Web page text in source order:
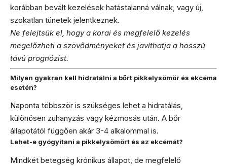
korábban bevált kezelések hatástalanná válnak, vagy új,
szokatlan tünetek jelentkeznek.
Ne felejtsük el, hogy a korai és megfelelő kezelés
megelőzheti a szövődményeket és javíthatja a hosszú
távú prognózist.
Milyen gyakran kell hidratálni a bőrt pikkelysömör és ekcéma
esetén?
Naponta többször is szükséges lehet a hidratálás,
különösen zuhanyzás vagy kézmosás után. A bőr
állapotától függően akár 3-4 alkalommal is.
Lehet-e gyógyítani a pikkelysömört és az ekcémát?
Mindkét betegség krónikus állapot, de megfelelő